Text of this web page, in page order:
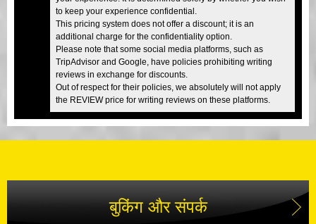
to keep your experience confidential.
This pricing system does not offer a discount; it is an
additional charge for the confidentiality option.
Please note that some social media platforms, such as
TripAdvisor and Google, have policies prohibiting writing
reviews in exchange for discounts.
Out of respect for their policies, we absolutely will not apply
the REVIEW price for writing reviews on these platforms.
बुकिंग और संपर्क